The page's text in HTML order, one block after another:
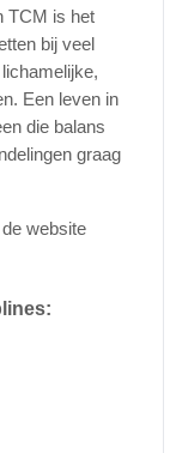
TCM is het
bij veel
Een leven in
die balans
graag
website